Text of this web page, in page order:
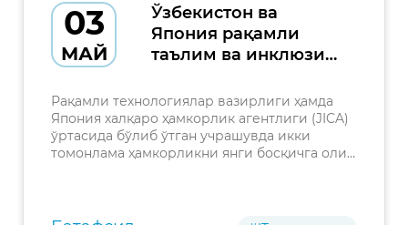
03
МАЙ
Ўзбекистон ва
Япония рақамли
таълим ва инклюзия
ҳамкорликни
кенгайтиради
Рақамли технологиялар вазирлиги ҳамда
Япония халқаро ҳамкорлик агентлиги (JICA)
ўртасида бўлиб ўтган учрашувда икки
томонлама ҳамкорликни янги босқичга олиб